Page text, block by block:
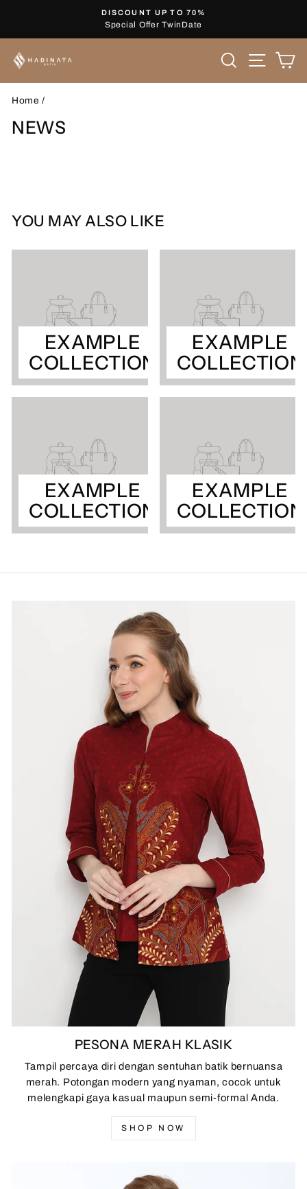
content
Pause
DISCOUNT UP TO 70%
Special Offer TwinDate
Search Site
Home /
NEWS
YOU MAY ALSO LIKE
EXAMPLE
COLLECTION
EXAMPLE
COLLECTION
EXAMPLE
COLLECTION
EXAMPLE
COLLECTION
PESONA MERAH KLASIK
Tampil percaya diri dengan sentuhan batik bernuansa
merah. Potongan modern yang nyaman, cocok untuk
melengkapi gaya kasual maupun semi-formal Anda.
SHOP NOW